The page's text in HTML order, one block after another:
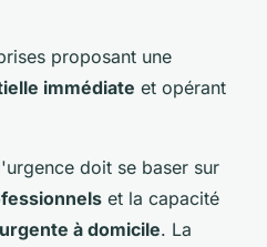
proposant une
immédiate et opérant
doit se baser sur
et la capacité
à domicile. La